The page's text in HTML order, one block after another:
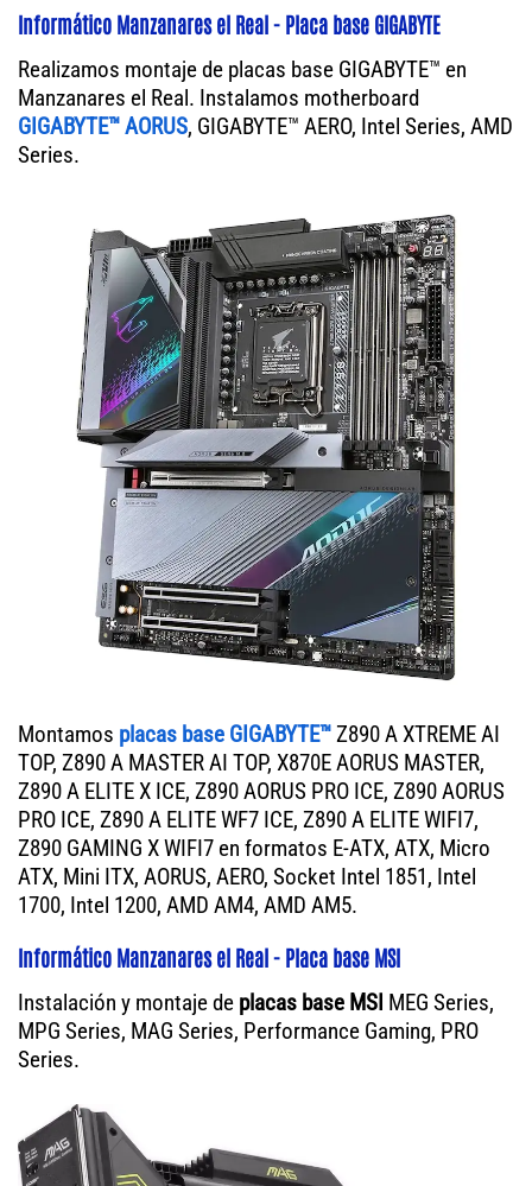
Informático Manzanares el Real - Placa base GIGABYTE
Realizamos montaje de placas base GIGABYTE™ en
Manzanares el Real. Instalamos motherboard
GIGABYTE™ AORUS, GIGABYTE™ AERO, Intel Series, AMD
Series.
Montamos placas base GIGABYTE™Z890 A XTREME AI
TOP, Z890 A MASTER AI TOP, X870E AORUS MASTER,
Z890 A ELITE X ICE, Z890 AORUS PRO ICE, Z890 AORUS
PRO ICE, Z890 A ELITE WF7 ICE, Z890 A ELITE WIFI7,
Z890 GAMING X WIFI7 en formatos E-ATX, ATX, Micro
ATX, Mini ITX, AORUS, AERO, Socket Intel 1851, Intel
1700, Intel 1200, AMD AM4, AMD AM5.
Informático Manzanares el Real - Placa base MSI
Instalación y montaje de placas base MSI MEG Series,
MPG Series, MAG Series, Performance Gaming, PRO
Series.